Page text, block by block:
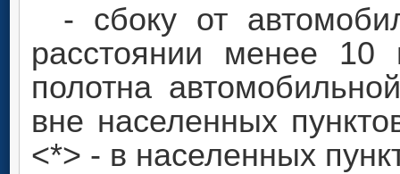
- сбоку от
расстоянии менее
полотна
вне населенных
<*> - в населенных